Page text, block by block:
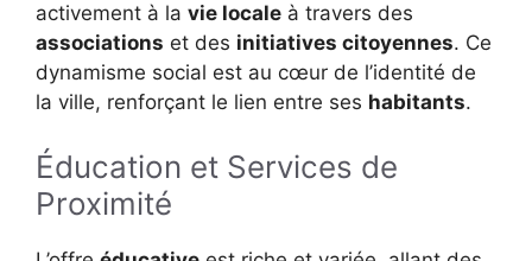
activement à la vie locale à travers des
associations et des initiatives citoyennes. Ce
dynamisme social est au cœur de l’identité de
la ville, renforçant le lien entre ses habitants.
Éducation et Services de
Proximité